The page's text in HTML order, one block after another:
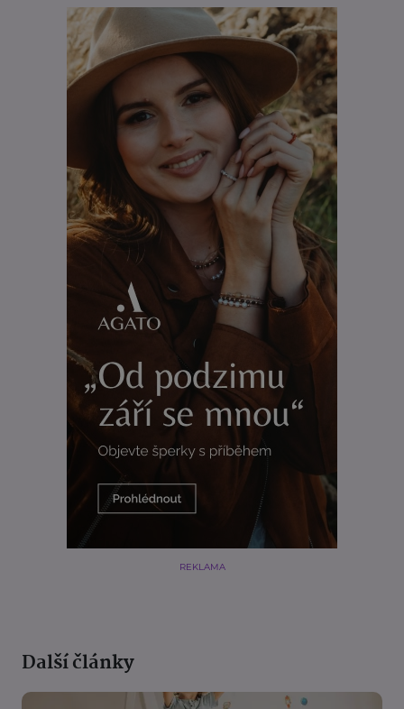
REKLAMA
Další články